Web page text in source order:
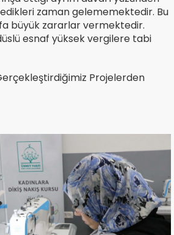
zaman gelememektedir. Bu
büyük zararlar vermektedir.
esnaf yüksek vergilere tabi
Projelerden